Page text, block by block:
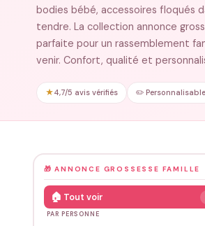
bodies bébé, accessoires floqués
tendre. La collection annonce
parfaite pour un rassemblement
venir. Confort, qualité et
★4,7/5 avis vérifiés ✏️ Personnalisable
🎁 ANNONCE GROSSESSE FAMILLE
🏠 Tout voir
PAR PERSONNE